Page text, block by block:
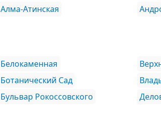
Алма-Атинская
Белокаменная
Ботанический Сад
Бульвар Рокоссовского